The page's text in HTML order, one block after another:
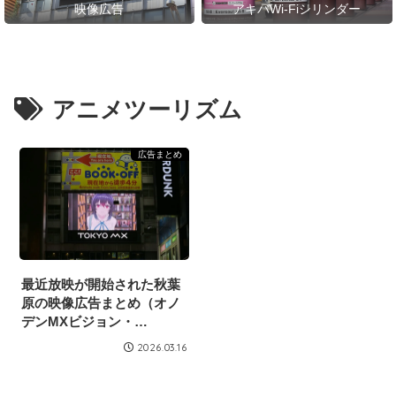
映像広告 アキバWi-Fiシリンダー
アニメツーリズム
広告まとめ
最近放映が開始された秋葉
原の映像広告まとめ（オノ
デンMXビジョン・
2026.03.16